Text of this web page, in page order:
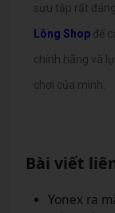
sưu tập rất
Lông Shopđể
chính hãng và
chơi của mình.
Bài viết
Yonex ra